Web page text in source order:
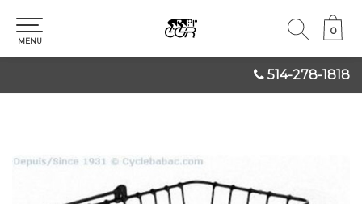
514-278-1818
0
0
MENU